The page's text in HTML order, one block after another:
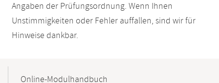
Angaben der Prüfungsordnung. Wenn Ihnen
Unstimmigkeiten oder Fehler auffallen, sind wir für
Hinweise dankbar.
NavigationOnline-Modulhandbuch